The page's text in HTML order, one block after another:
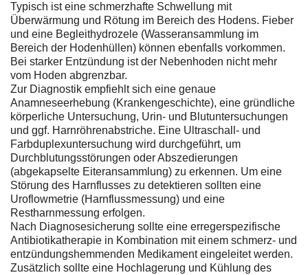
Typisch ist eine schmerzhafte Schwellung mit
Überwärmung und Rötung im Bereich des Hodens. Fieber
und eine Begleithydrozele (Wasseransammlung im
Bereich der Hodenhüllen) können ebenfalls vorkommen.
Bei starker Entzündung ist der Nebenhoden nicht mehr
vom Hoden abgrenzbar.
Zur Diagnostik empfiehlt sich eine genaue
Anamneseerhebung (Krankengeschichte), eine gründliche
körperliche Untersuchung, Urin- und Blutuntersuchungen
und ggf. Harnröhrenabstriche. Eine Ultraschall- und
Farbduplexuntersuchung wird durchgeführt, um
Durchblutungsstörungen oder Abszedierungen
(abgekapselte Eiteransammlung) zu erkennen. Um eine
Störung des Harnflusses zu detektieren sollten eine
Uroflowmetrie (Harnflussmessung) und eine
Restharnmessung erfolgen.
Nach Diagnosesicherung sollte eine erregerspezifische
Antibiotikatherapie in Kombination mit einem schmerz- und
entzündungshemmenden Medikament eingeleitet werden.
Zusätzlich sollte eine Hochlagerung und Kühlung des